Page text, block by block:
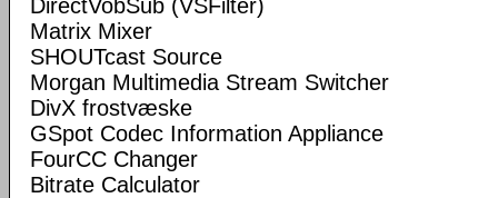
DirectVobSub (VSFilter)
Matrix Mixer
SHOUTcast Source
Morgan Multimedia Stream Switcher
DivX frostvæske
GSpot Codec Information Appliance
FourCC Changer
Bitrate Calculator